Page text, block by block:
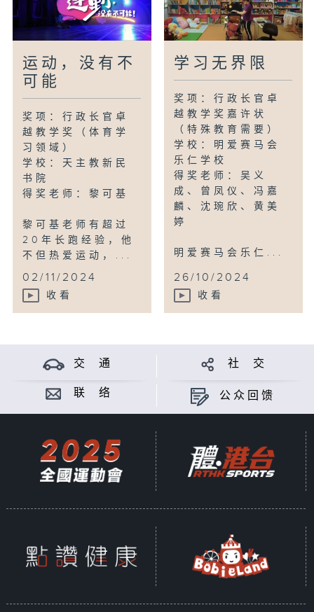
运动，没有不
可能
奖项：行政长官卓
越教学奖（体育学
习领域）
学校：天主教新民
书院
得奖老师：黎可基
黎可基老师有超过
20年长跑经验，他
不但热爱运动，...
02/11/2024
收看
学习无界限
奖项：行政长官卓
越教学奖嘉许状
（特殊教育需要）
学校：明爱赛马会
乐仁学校
得奖老师：吴义
成、曾凤仪、冯嘉
麟、沈琬欣、黄美
婷
明爱赛马会乐仁...
26/10/2024
收看
交 通 社 交
联 络 公众回馈